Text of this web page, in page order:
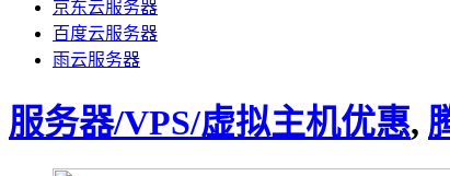
京东云服务器
百度云服务器
雨云服务器
服务器/VPS/虚拟主机优惠,